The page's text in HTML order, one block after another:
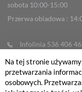
sobota 10:00-15:00
Przerwa obiadowa :
Infolinia 536 406
Reklamacje
Na tej stronie
przetwarzania
osobowych.